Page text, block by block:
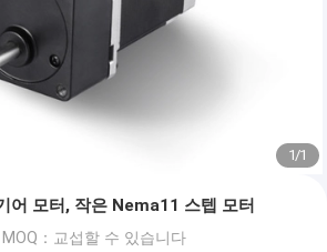
1/1
어 모터, 작은 Nema11 스텝 모터
MOQ：교섭할 수 있습니다